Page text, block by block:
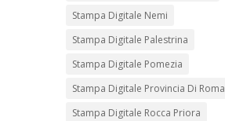
Stampa Digitale Nemi
Stampa Digitale Palestrina
Stampa Digitale Pomezia
Stampa Digitale Provincia Di Roma
Stampa Digitale Rocca Priora